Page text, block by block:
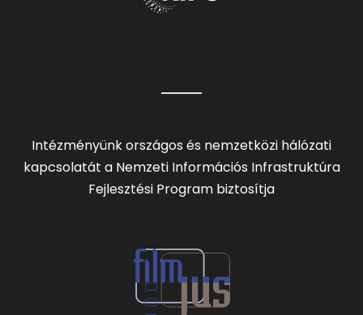
Intézményünk országos és nemzetközi hálózati
kapcsolatát a Nemzeti Információs Infrastruktúra
Fejlesztési Program biztosítja